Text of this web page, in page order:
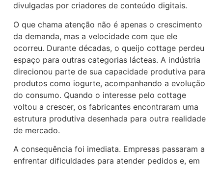
divulgadas por criadores de conteúdo digitais.
O que chama atenção não é apenas o crescimento
da demanda, mas a velocidade com que ele
ocorreu. Durante décadas, o queijo cottage perdeu
espaço para outras categorias lácteas. A indústria
direcionou parte de sua capacidade produtiva para
produtos como iogurte, acompanhando a evolução
do consumo. Quando o interesse pelo cottage
voltou a crescer, os fabricantes encontraram uma
estrutura produtiva desenhada para outra realidade
de mercado.
A consequência foi imediata. Empresas passaram a
enfrentar dificuldades para atender pedidos e, em